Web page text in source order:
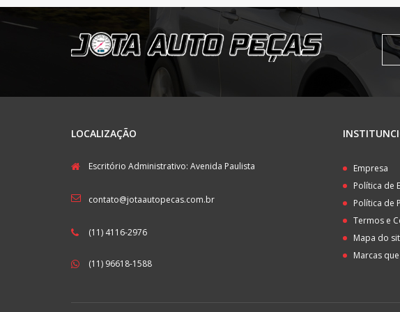
LOCALIZAÇÃO
Escritório Administrativo: Avenida Paulista
contato@jotaautopecas.com.br
(11) 4116-2976
(11) 96618-1588
Empresa
Política de
Política de
Termos e
Mapa do
Marcas